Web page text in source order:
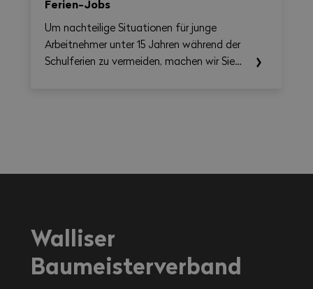
Ferien-Jobs
Um nachteilige Situationen für junge
Arbeitnehmer unter 15 Jahren während der
Schulferien zu vermeiden, machen wir Sie
Walliser
Baumeisterverband